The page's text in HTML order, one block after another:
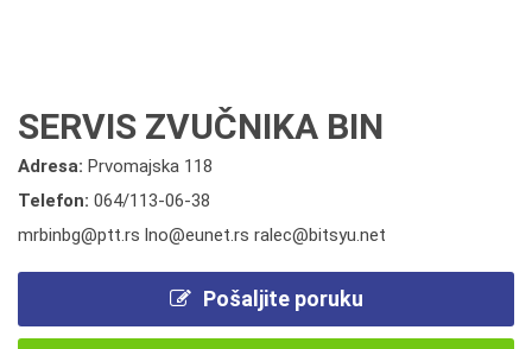
SERVIS ZVUČNIKA BIN
Adresa: Prvomajska 118
Telefon: 064/113-06-38
mrbinbg@ptt.rs lno@eunet.rs ralec@bitsyu.net
Pošaljite poruku